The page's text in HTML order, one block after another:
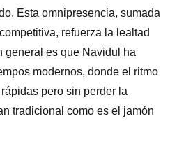
Esta omnipresencia, sumada
refuerza la lealtad
general es que Navidul ha
modernos, donde el ritmo
pero sin perder la
tradicional como es el jamón